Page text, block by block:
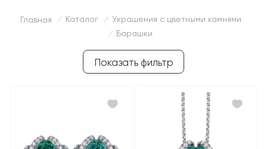
Главная / Каталог / Украшения с цветными камнями
/ Барашки
Показать фильтр